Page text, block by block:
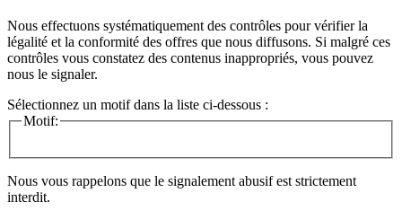
Nous effectuons systématiquement des contrôles pour vérifier la
légalité et la conformité des offres que nous diffusons. Si malgré ces
contrôles vous constatez des contenus inappropriés, vous pouvez
nous le signaler.
Sélectionnez un motif dans la liste ci-dessous :
Motif:
Nous vous rappelons que le signalement abusif est strictement
interdit.